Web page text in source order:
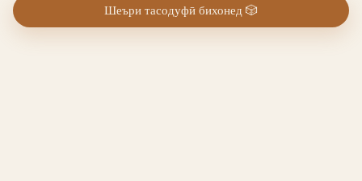
Шеъри тасодуфӣ бихонед 🎲